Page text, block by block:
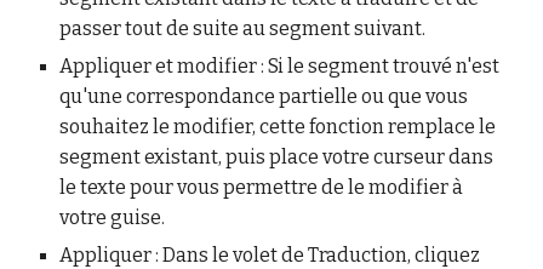
passer tout de suite au segment suivant.
Appliquer et modifier : Si le segment trouvé n'est
qu'une correspondance partielle ou que vous
souhaitez le modifier, cette fonction remplace le
segment existant, puis place votre curseur dans
le texte pour vous permettre de le modifier à
votre guise.
Appliquer : Dans le volet de Traduction, cliquez